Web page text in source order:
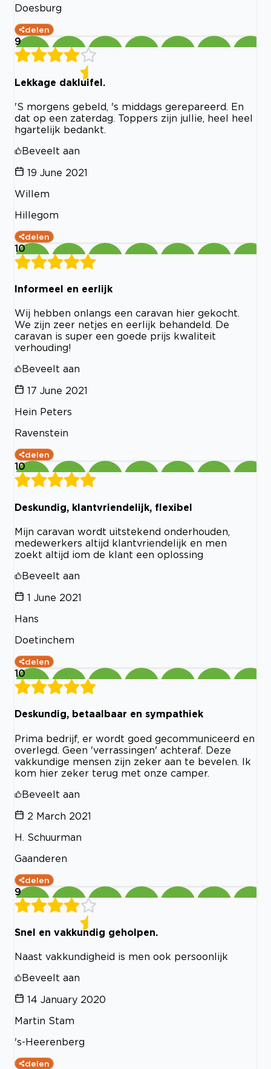
Doesburg
delen
9
Lekkage dakluifel.
'S morgens gebeld, 's middags gerepareerd. En
dat op een zaterdag. Toppers zijn jullie, heel heel
hgartelijk bedankt.
Beveelt aan
19 June 2021
Willem
Hillegom
delen
10
Informeel en eerlijk
Wij hebben onlangs een caravan hier gekocht.
We zijn zeer netjes en eerlijk behandeld. De
caravan is super een goede prijs kwaliteit
verhouding!
Beveelt aan
17 June 2021
Hein Peters
Ravenstein
delen
10
Deskundig, klantvriendelijk, flexibel
Mijn caravan wordt uitstekend onderhouden,
medewerkers altijd klantvriendelijk en men
zoekt altijd iom de klant een oplossing
Beveelt aan
1 June 2021
Hans
Doetinchem
delen
10
Deskundig, betaalbaar en sympathiek
Prima bedrijf, er wordt goed gecommuniceerd en
overlegd. Geen 'verrassingen' achteraf. Deze
vakkundige mensen zijn zeker aan te bevelen. Ik
kom hier zeker terug met onze camper.
Beveelt aan
2 March 2021
H. Schuurman
Gaanderen
delen
9
Snel en vakkundig geholpen.
Naast vakkundigheid is men ook persoonlijk
Beveelt aan
14 January 2020
Martin Stam
's-Heerenberg
delen